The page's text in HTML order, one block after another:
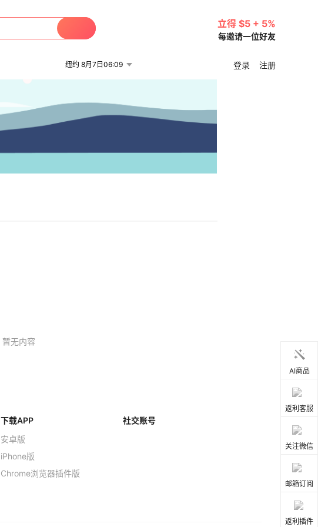
立得 $5 + 5%
每邀请一位好友
纽约 8月7日06:09 登录 注册
AI商品
返利客服
关注微信
邮箱订阅
返利插件
下载APP
安卓版
iPhone版
Chrome浏览器插件版
社交账号